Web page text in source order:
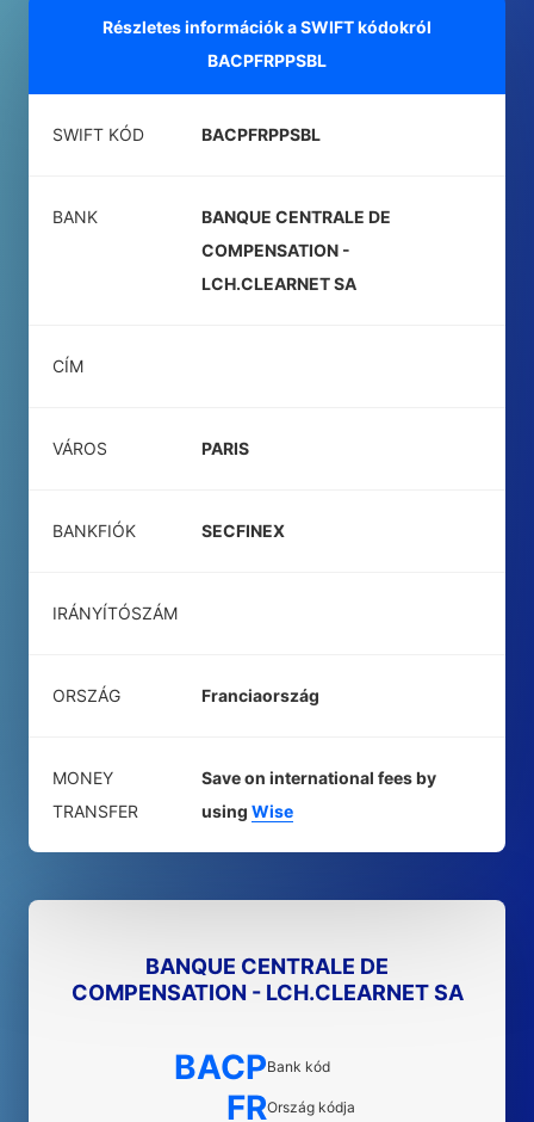
Részletes információk a SWIFT kódokról
BACPFRPPSBL
SWIFT KÓD BACPFRPPSBL
BANK
BANQUE CENTRALE DE
COMPENSATION -
LCH.CLEARNET SA
CÍM
VÁROS PARIS
BANKFIÓK SECFINEX
IRÁNYÍTÓSZÁM
ORSZÁG Franciaország
MONEY
TRANSFER
Save on international fees by
using Wise
BANQUE CENTRALE DE
COMPENSATION - LCH.CLEARNET SA
BACPBank kód
FROrszág kódja